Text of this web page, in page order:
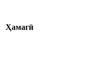
Ҳамагӣ